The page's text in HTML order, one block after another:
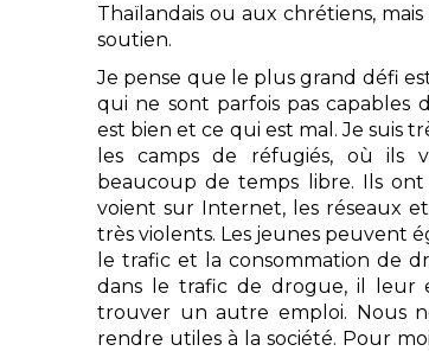
Thaïlandais ou aux chrétiens,
soutien.
Je pense que le plus grand défi
qui ne sont parfois pas capables
est bien et ce qui est mal. Je suis
les camps de réfugiés, où ils
beaucoup de temps libre. Ils
voient sur Internet, les réseaux
très violents. Les jeunes peuvent
le trafic et la consommation de
dans le trafic de drogue, il leur
trouver un autre emploi. Nous
rendre utiles à la société. Pour